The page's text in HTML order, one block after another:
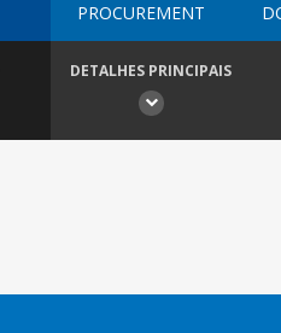
PROCUREMENT
DETALHES PRINCIPAIS